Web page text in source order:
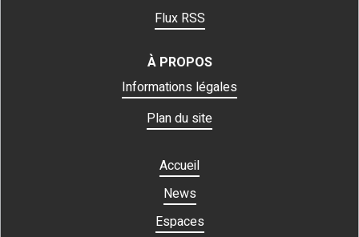
Flux RSS
À PROPOS
Informations légales
Plan du site
Accueil
News
Espaces